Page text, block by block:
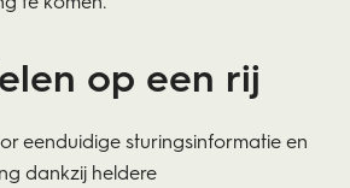
op een rij
eenduidige sturingsinformatie en
dankzij heldere